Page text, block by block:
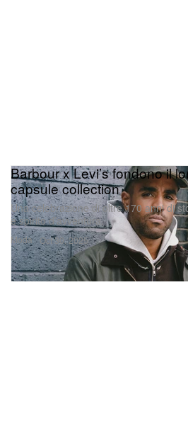
Moda
Barbour x Levi’s fondono il
capsule collection
Una celebrazione di oltre 170 anni di
e spirito d’avventura.
Oct 30, 2025